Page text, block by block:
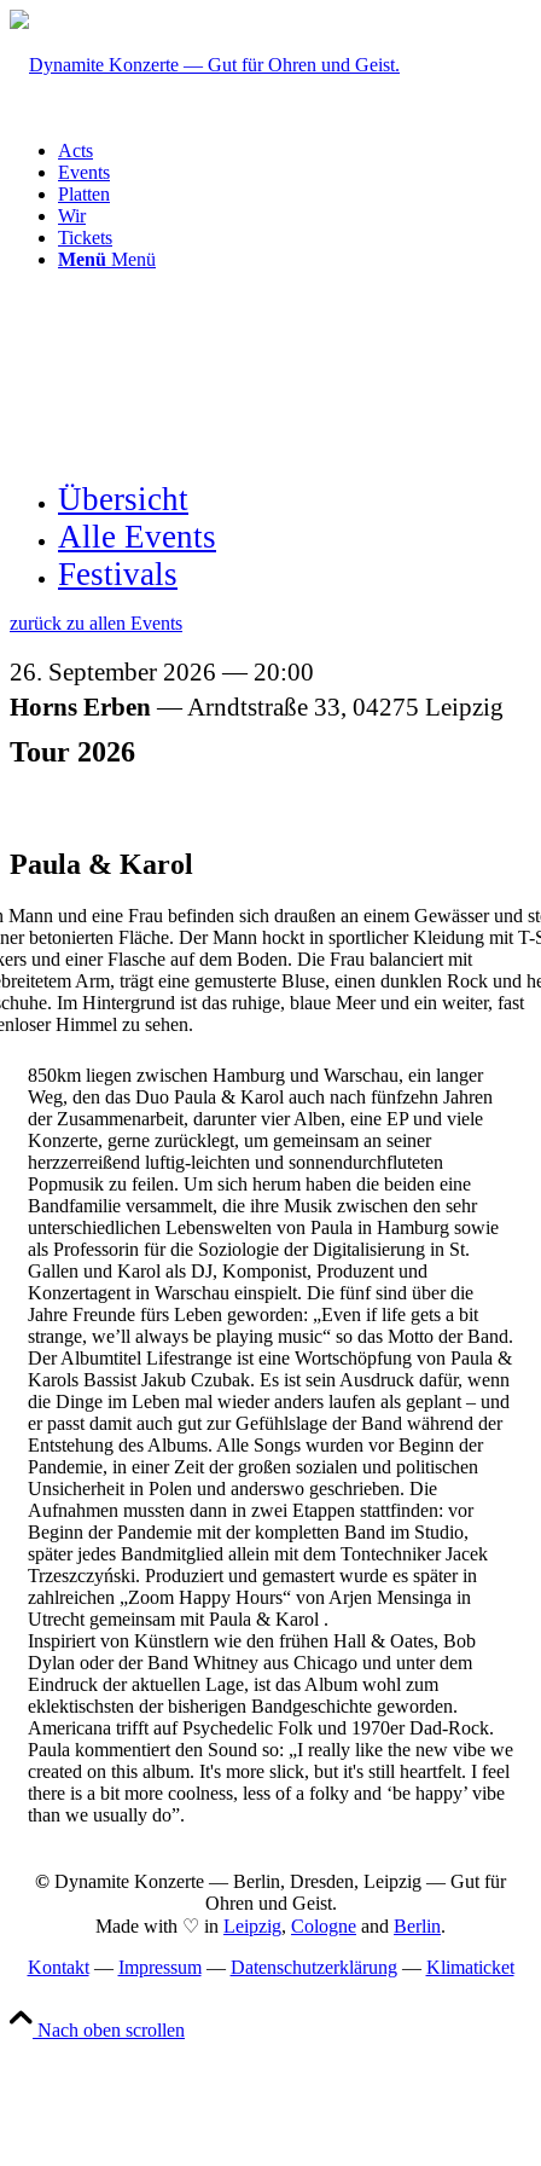
Acts
Events
Platten
Wir
Tickets
Menü Menü
Übersicht
Alle Events
Festivals
zurück zu allen Events
26. September 2026
20:00
Horns Erben
Arndtstraße 33, 04275 Leipzig
Tour 2026
Paula & Karol
850km liegen zwischen Hamburg und Warschau, ein langer
Weg, den das Duo Paula & Karol auch nach fünfzehn Jahren
der Zusammenarbeit, darunter vier Alben, eine EP und viele
Konzerte, gerne zurücklegt, um gemeinsam an seiner
herzzerreißend luftig-leichten und sonnendurchfluteten
Popmusik zu feilen. Um sich herum haben die beiden eine
Bandfamilie versammelt, die ihre Musik zwischen den sehr
unterschiedlichen Lebenswelten von Paula in Hamburg sowie
als Professorin für die Soziologie der Digitalisierung in St.
Gallen und Karol als DJ, Komponist, Produzent und
Konzertagent in Warschau einspielt. Die fünf sind über die
Jahre Freunde fürs Leben geworden: „Even if life gets a bit
strange, we’ll always be playing music“ so das Motto der Band.
Der Albumtitel Lifestrange ist eine Wortschöpfung von Paula &
Karols Bassist Jakub Czubak. Es ist sein Ausdruck dafür, wenn
die Dinge im Leben mal wieder anders laufen als geplant – und
er passt damit auch gut zur Gefühlslage der Band während der
Entstehung des Albums. Alle Songs wurden vor Beginn der
Pandemie, in einer Zeit der großen sozialen und politischen
Unsicherheit in Polen und anderswo geschrieben. Die
Aufnahmen mussten dann in zwei Etappen stattfinden: vor
Beginn der Pandemie mit der kompletten Band im Studio,
später jedes Bandmitglied allein mit dem Tontechniker Jacek
Trzeszczyński. Produziert und gemastert wurde es später in
zahlreichen „Zoom Happy Hours“ von Arjen Mensinga in
Utrecht gemeinsam mit Paula & Karol .
Inspiriert von Künstlern wie den frühen Hall & Oates, Bob
Dylan oder der Band Whitney aus Chicago und unter dem
Eindruck der aktuellen Lage, ist das Album wohl zum
eklektischsten der bisherigen Bandgeschichte geworden.
Americana trifft auf Psychedelic Folk und 1970er Dad-Rock.
Paula kommentiert den Sound so: „I really like the new vibe we
created on this album. It's more slick, but it's still heartfelt. I feel
there is a bit more coolness, less of a folky and ‘be happy’ vibe
than we usually do”.
© Dynamite Konzerte — Berlin, Dresden, Leipzig — Gut für
Ohren und Geist.
Made with ♡ in Leipzig, Cologne and Berlin.
Kontakt— Impressum— Datenschutzerklärung— Klimaticket
Nach oben scrollen